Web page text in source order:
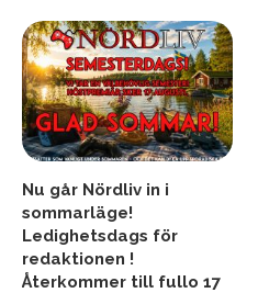
Nu går Nördliv in i
sommarläge!
Ledighetsdags för
redaktionen !
Återkommer till fullo 17